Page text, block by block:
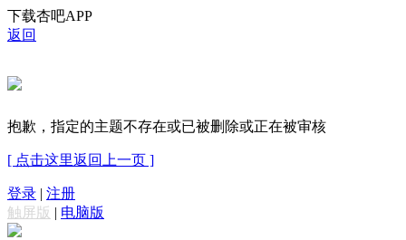
下载杏吧APP
返回
抱歉，指定的主题不存在或已被删除或正在被审核
[ 点击这里返回上一页 ]
登录 | 注册
触屏版 | 电脑版